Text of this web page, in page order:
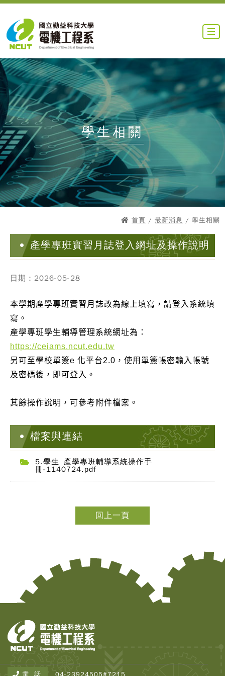
學生相關
首頁 / 最新消息 / 學生相關
產學專班實習月誌登入網址及操作說明
日期：2026-05-28
本學期產學專班實習月誌改為線上填寫，請登入系統填
寫。
產學專班學生輔導管理系統網址為：
https://ceiams.ncut.edu.tw
另可至學校單簽e 化平台2.0，使用單簽帳密輸入帳號
及密碼後，即可登入。
其餘操作說明，可參考附件檔案。
檔案與連結
5.學生_產學專班輔導系統操作手
冊-1140724.pdf
回上一頁
電 話 04-23924505#7215